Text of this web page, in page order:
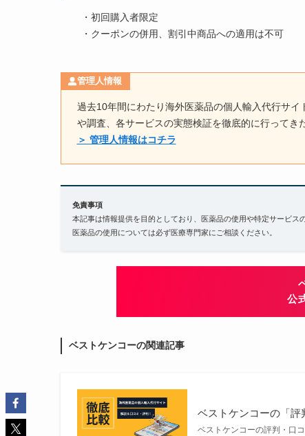
・初回購入者限定
・クーポンの併用、割引中商品への適用は不可
管理人情報
過去10年間にわたり海外医薬品の個人輸入代行サ
や調査、各サービスの実態検証を徹底的に行ってき
＞ 管理人情報はコチラ
免責事項
本記事は情報提供を目的としており、医薬品の使用や特定サービス
医薬品の使用については必ず医療専門家にご相談ください。
公
ベストケンコーの関連記事
ベストケンコーの「
ベストケンコーの評判・口